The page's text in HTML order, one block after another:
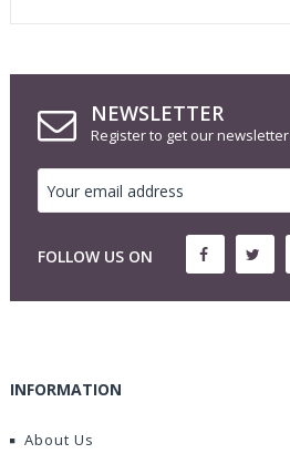
NEWSLETTER
Register to get our newsletter
FOLLOW US ON
INFORMATION
About Us